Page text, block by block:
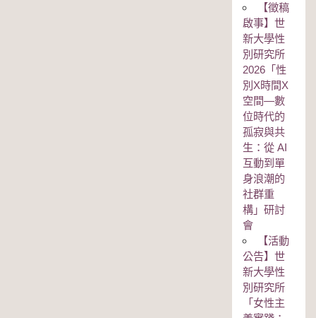
【徵稿
啟事】世
新大學性
別研究所
2026「性
別Χ時間Χ
空間—數
位時代的
孤寂與共
生：從 AI
互動到單
身浪潮的
社群重
構」研討
會
【活動
公告】世
新大學性
別研究所
「女性主